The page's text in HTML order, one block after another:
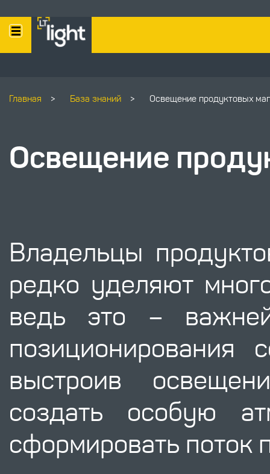
Главная > База знаний > Освещение продуктовых
Освещение
Владельцы
редко уделяют
ведь это –
позиционирования
выстроив
создать особую
сформировать поток